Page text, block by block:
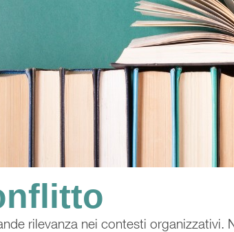
rilevanza nei contesti organizzativi.